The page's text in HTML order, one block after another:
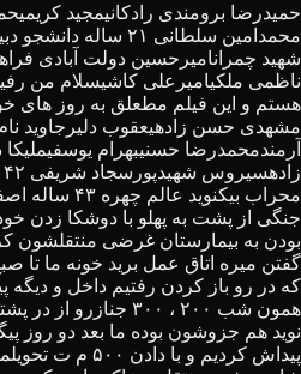
حمیدرضا برومندی رادکانیمجید کریمی
محمدامین سلطانی ۲۱
شهید چمرانامیرحسین دولت آبادی
ناظمی ملکیامیرعلی کاشیسلام من
هستم و این فیلم مطعلق به روز
مشهدی حسن زادهیعقوب دلیر جاوید
آرمندمحمدرضا حسنیبهرام یوسفیملیکا
زادهسیروس شهیدپور سجاد شریفی ۴۲ ساله
محراب بیک
جنگی از پشت به پهلو با دوشکا زدن
بودن به بیمارستان غرضی منتقلشون
گفتن میره اتاق عمل برید خونه ما تا
که در رو باز کردن رفتیم داخل و دیگه
همون شب ۲۰۰ ، ۳۰۰
نوید هم جزوشون بوده ما بعد دو روز
پیداش کردیم و با